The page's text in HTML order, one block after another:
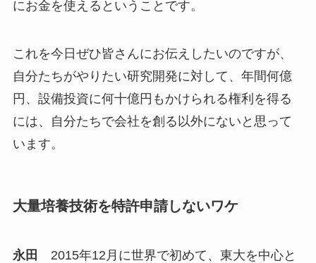
にお金を使えるということです。
これを今日ぜひ皆さんにお伝えしたいのですが、
自分たちがやりたい研究開発に対して、年間何億
円、設備投資に何十億円もかけられる権利を得る
には、自分たちで会社を創る以外にないと思って
います。
大量培養技術を特許申請しないワケ
永田
2015年12月に世界で初めて、東大を中心と